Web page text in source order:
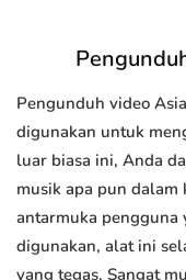
Pengunduh video
digunakan untuk
luar biasa ini, Anda
musik apa pun dalam
antarmuka pengguna
digunakan, alat ini
yang tegas. Sangat